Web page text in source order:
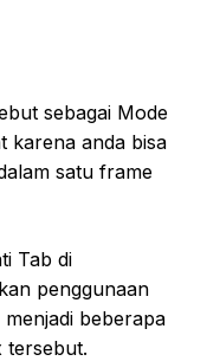
sebagai Mode
karena anda bisa
satu frame
Tab di
penggunaan
beberapa
tersebut.